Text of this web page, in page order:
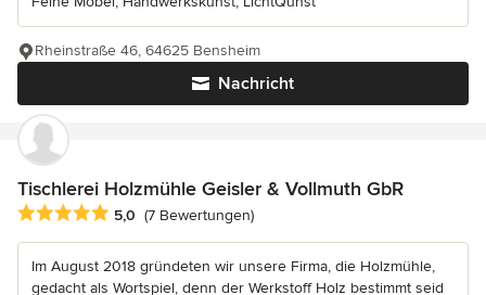
Nachricht
Rheinstraße 46, 64625 Bensheim
Tischlerei Holzmühle Geisler & Vollmuth GbR
Durchschnittliche Bewertung: 5 von 5 Sternen
5,0 (7 Bewertungen)
Im August 2018 gründeten wir unsere Firma, die Holzmühle,
gedacht als Wortspiel, denn der Werkstoff Holz bestimmt seid